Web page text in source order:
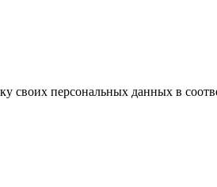
своих персональных данных в